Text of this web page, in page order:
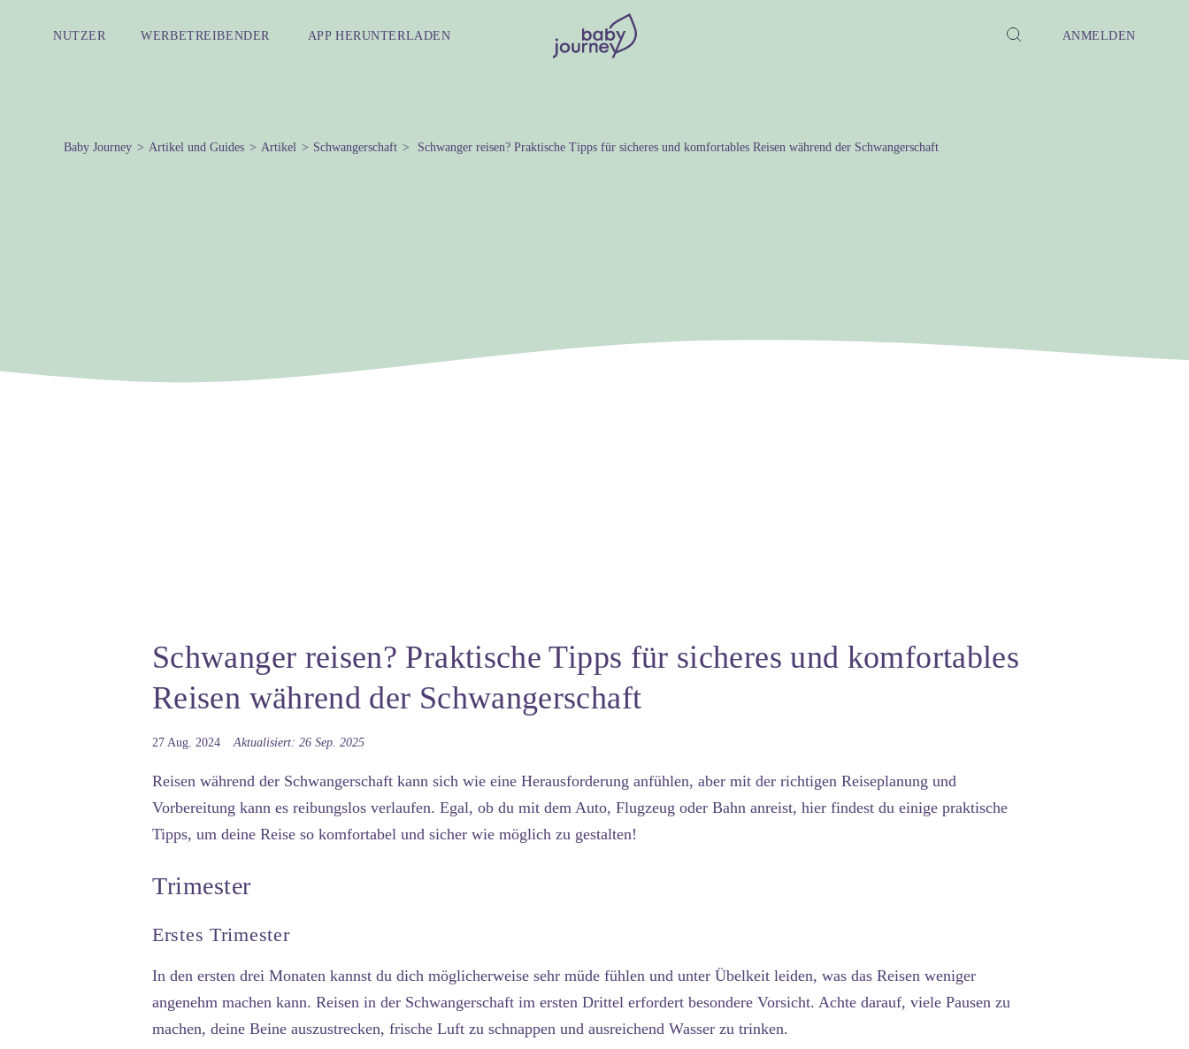
NUTZER WERBETREIBENDER APP HERUNTERLADEN ANMELDEN
Baby Journey Artikel und Guides Artikel Schwangerschaft Schwanger reisen? Praktische Tipps für sicheres und komfortables Reisen während der Schwangerschaft
Schwanger reisen? Praktische Tipps für sicheres und komfortables
Reisen während der Schwangerschaft
27 Aug. 2024 Aktualisiert: 26 Sep. 2025
Reisen während der Schwangerschaft kann sich wie eine Herausforderung anfühlen, aber mit der richtigen Reiseplanung und
Vorbereitung kann es reibungslos verlaufen. Egal, ob du mit dem Auto, Flugzeug oder Bahn anreist, hier findest du einige praktische
Tipps, um deine Reise so komfortabel und sicher wie möglich zu gestalten!
Trimester
Erstes Trimester
In den ersten drei Monaten kannst du dich möglicherweise sehr müde fühlen und unter Übelkeit leiden, was das Reisen weniger
angenehm machen kann. Reisen in der Schwangerschaft im ersten Drittel erfordert besondere Vorsicht. Achte darauf, viele Pausen zu
machen, deine Beine auszustrecken, frische Luft zu schnappen und ausreichend Wasser zu trinken.